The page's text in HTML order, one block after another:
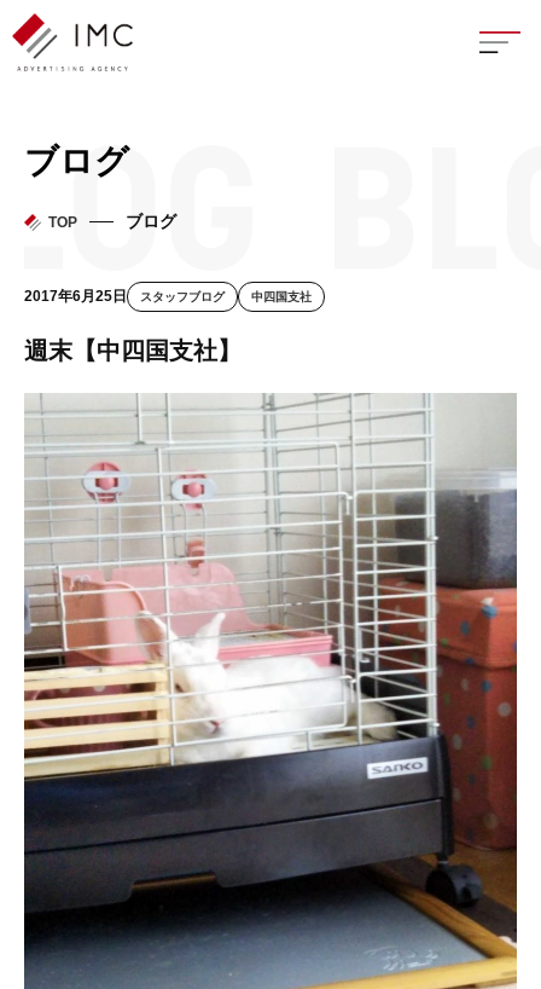
座談
フェ
ブログ
TOP ブログ
2017年6月25日 スタッフブログ 中四国支社
週末【中四国支社】